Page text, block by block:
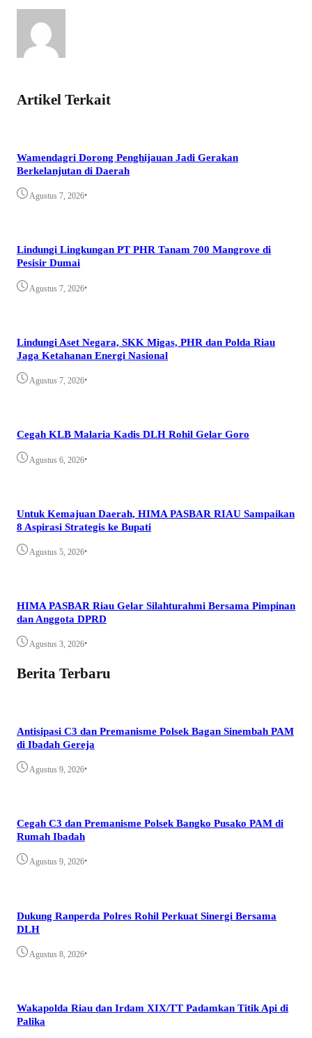
Artikel Terkait
Wamendagri Dorong Penghijauan Jadi Gerakan
Berkelanjutan di Daerah
Agustus 7, 2026•
Lindungi Lingkungan PT PHR Tanam 700 Mangrove di
Pesisir Dumai
Agustus 7, 2026•
Lindungi Aset Negara, SKK Migas, PHR dan Polda Riau
Jaga Ketahanan Energi Nasional
Agustus 7, 2026•
Cegah KLB Malaria Kadis DLH Rohil Gelar Goro
Agustus 6, 2026•
Untuk Kemajuan Daerah, HIMA PASBAR RIAU Sampaikan
8 Aspirasi Strategis ke Bupati
Agustus 5, 2026•
HIMA PASBAR Riau Gelar Silahturahmi Bersama Pimpinan
dan Anggota DPRD
Agustus 3, 2026•
Berita Terbaru
Antisipasi C3 dan Premanisme Polsek Bagan Sinembah PAM
di Ibadah Gereja
Agustus 9, 2026•
Cegah C3 dan Premanisme Polsek Bangko Pusako PAM di
Rumah Ibadah
Agustus 9, 2026•
Dukung Ranperda Polres Rohil Perkuat Sinergi Bersama
DLH
Agustus 8, 2026•
Wakapolda Riau dan Irdam XIX/TT Padamkan Titik Api di
Palika